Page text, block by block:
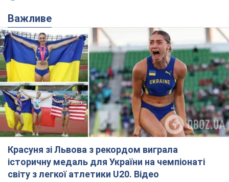
Важливе
Красуня зі Львова з рекордом виграла
історичну медаль для України на чемпіонаті
світу з легкої атлетики U20. Відео